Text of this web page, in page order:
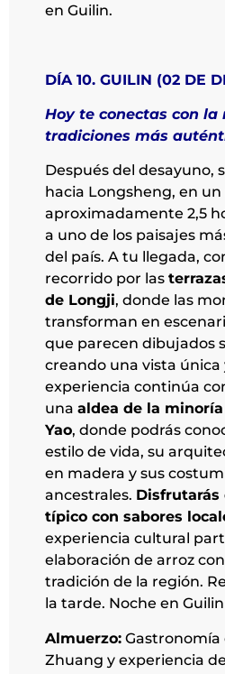
en Guilin.
DÍA 10. GUILIN (02 DE
Hoy te conectas con
tradiciones más
Después del desayuno,
hacia Longsheng, en
aproximadamente 2,5
a uno de los paisajes
del país. A tu llegada,
recorrido por las
de Longji, donde las
transforman en
que parecen dibujados
creando una vista única
experiencia continúa
una aldea de la
Yao, donde podrás
estilo de vida, su
en madera y sus
ancestrales. Disfrutarás
típico con sabores
experiencia cultural
elaboración de arroz
tradición de la región.
la tarde. Noche en Guilin
Almuerzo: Gastronomía
Zhuang y experiencia